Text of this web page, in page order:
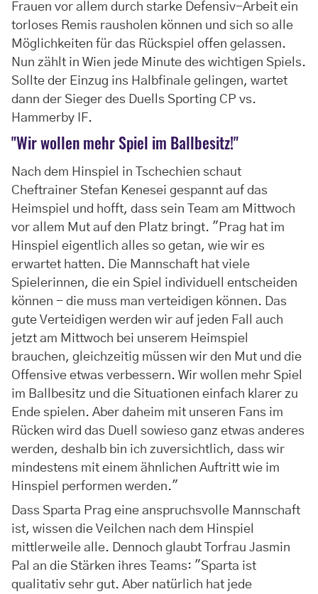
Frauen vor allem durch starke Defensiv-Arbeit ein
torloses Remis rausholen können und sich so alle
Möglichkeiten für das Rückspiel offen gelassen.
Nun zählt in Wien jede Minute des wichtigen Spiels.
Sollte der Einzug ins Halbfinale gelingen, wartet
dann der Sieger des Duells Sporting CP vs.
Hammerby IF.
"Wir wollen mehr Spiel im Ballbesitz!"
Nach dem Hinspiel in Tschechien schaut
Cheftrainer Stefan Kenesei gespannt auf das
Heimspiel und hofft, dass sein Team am Mittwoch
vor allem Mut auf den Platz bringt. "Prag hat im
Hinspiel eigentlich alles so getan, wie wir es
erwartet hatten. Die Mannschaft hat viele
Spielerinnen, die ein Spiel individuell entscheiden
können - die muss man verteidigen können. Das
gute Verteidigen werden wir auf jeden Fall auch
jetzt am Mittwoch bei unserem Heimspiel
brauchen, gleichzeitig müssen wir den Mut und die
Offensive etwas verbessern. Wir wollen mehr Spiel
im Ballbesitz und die Situationen einfach klarer zu
Ende spielen. Aber daheim mit unseren Fans im
Rücken wird das Duell sowieso ganz etwas anderes
werden, deshalb bin ich zuversichtlich, dass wir
mindestens mit einem ähnlichen Auftritt wie im
Hinspiel performen werden."
Dass Sparta Prag eine anspruchsvolle Mannschaft
ist, wissen die Veilchen nach dem Hinspiel
mittlerweile alle. Dennoch glaubt Torfrau Jasmin
Pal an die Stärken ihres Teams: "Sparta ist
qualitativ sehr gut. Aber natürlich hat jede